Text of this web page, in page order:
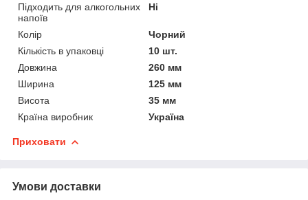
Підходить для алкогольних
напоїв
Ні
Колір
Чорний
Кількість в упаковці
10 шт.
Довжина
260 мм
Ширина
125 мм
Висота
35 мм
Країна виробник
Україна
Приховати
Умови доставки